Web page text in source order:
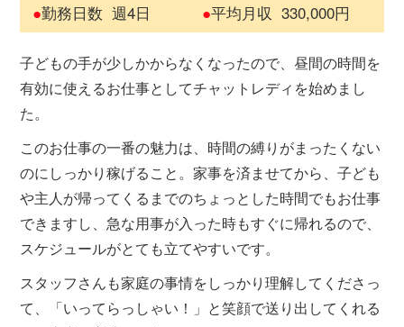
●勤務日数 週4日 ●平均月収 330,000円
子どもの手が少しかからなくなったので、昼間の時間を
有効に使えるお仕事としてチャットレディを始めまし
た。
このお仕事の一番の魅力は、時間の縛りがまったくない
のにしっかり稼げること。家事を済ませてから、子ども
や主人が帰ってくるまでのちょっとした時間でもお仕事
できますし、急な用事が入った時もすぐに帰れるので、
スケジュールがとても立てやすいです。
スタッフさんも家庭の事情をしっかり理解してくださっ
て、「いってらっしゃい！」と笑顔で送り出してくれる